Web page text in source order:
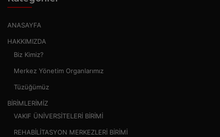
ANASAYFA
HAKKIMIZDA
Biz Kimiz?
Merkez Yönetim Organlarımız
Tüzüğümüz
BİRİMLERİMİZ
VAKIF ÜNİVERSİTELERİ BİRİMİ
REHABİLİTASYON MERKEZLERİ BİRİMİ